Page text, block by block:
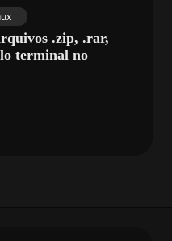
.zip, .rar,
terminal no